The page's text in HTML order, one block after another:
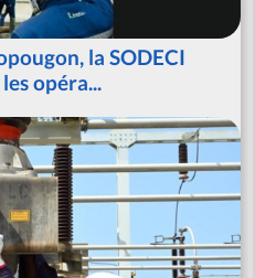
la SODECI
opéra...